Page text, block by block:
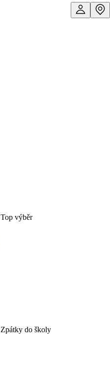
Top výběr
Zpátky do školy